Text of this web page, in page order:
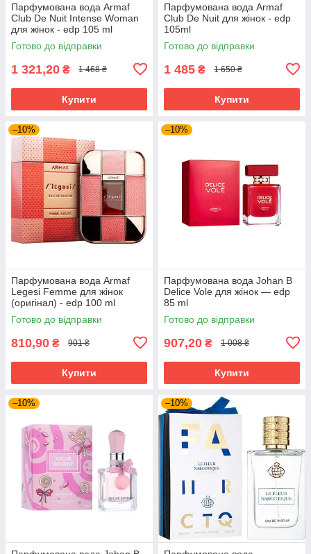
Парфумована вода Armaf
Club De Nuit Intense Woman
для жінок - edp 105 ml
Готово до відправки
1 321,20 ₴ 1 468 ₴
Купити
Парфумована вода Armaf
Club De Nuit для жінок - edp
105ml
Готово до відправки
1 485 ₴ 1 650 ₴
Купити
–10%
Парфумована вода Armaf
Legesi Femme для жінок
(оригінал) - edp 100 ml
Готово до відправки
810,90 ₴ 901 ₴
Купити
–10%
Парфумована вода Johan B
Delice Vole для жінок — edp
85 ml
Готово до відправки
907,20 ₴ 1 008 ₴
Купити
–10% –10%